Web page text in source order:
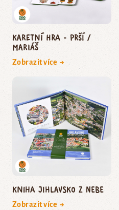
Karetní hra - Prší /
Mariáš
Zobrazit více →
Kniha Jihlavsko z nebe
Zobrazit více →